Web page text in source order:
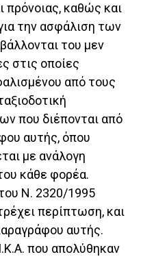
πρόνοιας, καθώς και
την ασφάλιση των
του μεν
στις οποίες
από τους
που διέπονται από
αυτής, όπου
με ανάλογη
κάθε φορέα.
Ν. 2320/1995
περίπτωση, και
αυτής.
που απολύθηκαν